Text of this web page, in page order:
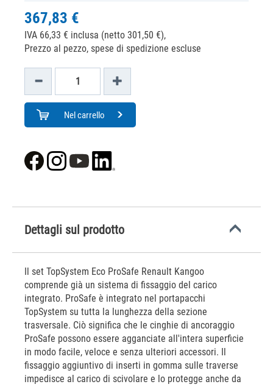
367,83 €
IVA 66,33 € inclusa (netto 301,50 €),
Prezzo al pezzo, spese di spedizione escluse
Nel carrello
Dettagli sul prodotto
Il set TopSystem Eco ProSafe Renault Kangoo
comprende già un sistema di fissaggio del carico
integrato. ProSafe è integrato nel portapacchi
TopSystem su tutta la lunghezza della sezione
trasversale. Ciò significa che le cinghie di ancoraggio
ProSafe possono essere agganciate all'intera superficie
in modo facile, veloce e senza ulteriori accessori. Il
fissaggio aggiuntivo di inserti in gomma sulle traverse
impedisce al carico di scivolare e lo protegge anche da